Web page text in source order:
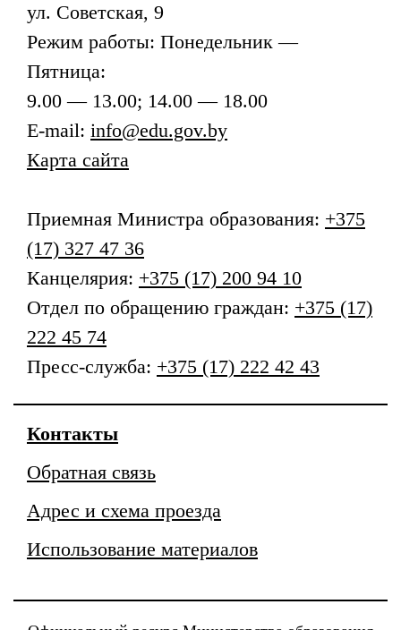
ул. Советская, 9
Режим работы: Понедельник —
Пятница:
9.00 — 13.00; 14.00 — 18.00
E-mail: info@edu.gov.by
Карта сайта
Приемная Министра образования: +375
(17) 327 47 36
Канцелярия: +375 (17) 200 94 10
Отдел по обращению граждан: +375 (17)
222 45 74
Пресс-служба: +375 (17) 222 42 43
Контакты
Обратная связь
Адрес и схема проезда
Использование материалов